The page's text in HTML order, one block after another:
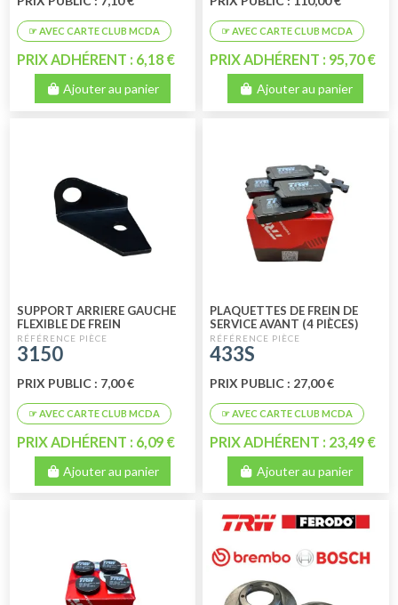
PRIX ADHÉRENT : 6,18 €
Ajouter au panier
PRIX ADHÉRENT : 95,70 €
Ajouter au panier
SUPPORT ARRIERE GAUCHE
FLEXIBLE DE FREIN
3150
PRIX PUBLIC : 7,00 €
PRIX ADHÉRENT : 6,09 €
Ajouter au panier
PLAQUETTES DE FREIN DE
SERVICE AVANT (4 PIÈCES)
HIGH QUALITY
433S
PRIX PUBLIC : 27,00 €
PRIX ADHÉRENT : 23,49 €
Ajouter au panier